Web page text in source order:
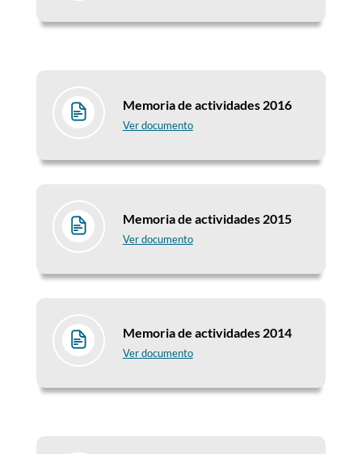
Memoria de actividades 2016
Ver documento
Memoria de actividades 2015
Ver documento
Memoria de actividades 2014
Ver documento